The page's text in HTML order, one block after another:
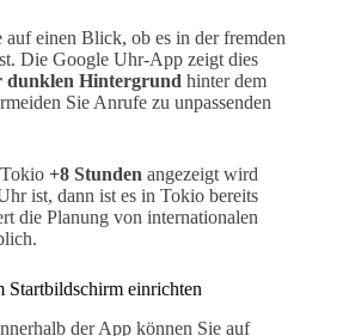
auf einen Blick, ob es in der fremden
Die Google Uhr-App zeigt dies
dunklen Hintergrund hinter dem
Sie Anrufe zu unpassenden
+8 Stunden angezeigt wird
ist, dann ist es in Tokio bereits
die Planung von internationalen
Startbildschirm einrichten
der App können Sie auf